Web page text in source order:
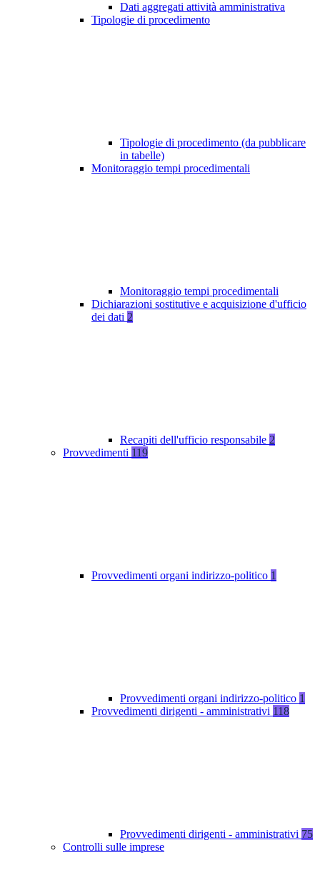
Dati aggregati attività amministrativa
Tipologie di procedimento
Tipologie di procedimento (da pubblicare
in tabelle)
Monitoraggio tempi procedimentali
Monitoraggio tempi procedimentali
Dichiarazioni sostitutive e acquisizione d'ufficio
dei dati 2
Recapiti dell'ufficio responsabile 2
Provvedimenti 119
Provvedimenti organi indirizzo-politico 1
Provvedimenti organi indirizzo-politico 1
Provvedimenti dirigenti - amministrativi 118
Provvedimenti dirigenti - amministrativi 75
Controlli sulle imprese